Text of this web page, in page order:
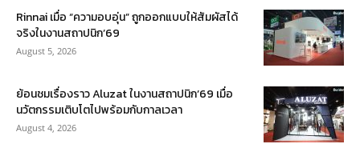
Rinnai เมื่อ “ความอบอุ่น” ถูกออกแบบให้สัมผัสได้
จริงในงานสถาปนิก’69
August 5, 2026
ย้อนชมเรื่องราว Aluzat ในงานสถาปนิก’69 เมื่อ
นวัตกรรมเติบโตไปพร้อมกับกาลเวลา
August 4, 2026